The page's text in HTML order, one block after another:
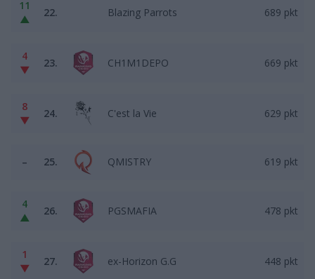
11
▲
22. Blazing Parrots 689 pkt
4
▼
23. CH1M1DEPO 669 pkt
8
▼
24. C'est la Vie 629 pkt
– 25. QMISTRY 619 pkt
4
▲
26. PGSMAFIA 478 pkt
1
▼
27. ex-Horizon G.G 448 pkt